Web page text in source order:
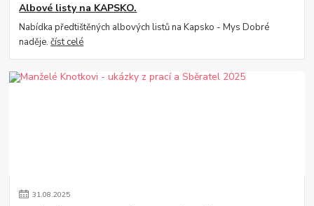
Albové listy na KAPSKO.
Nabídka předtištěných albových listů na Kapsko - Mys Dobré
naděje.číst celé
31.08.2025